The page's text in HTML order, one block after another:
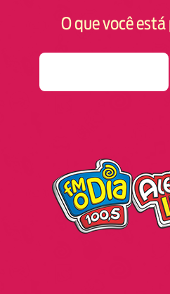
O que você